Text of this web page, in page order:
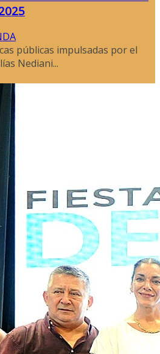
públicas impulsadas por el
Nediani...